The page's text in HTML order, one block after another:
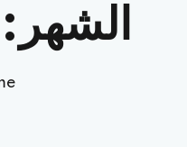
الشهر: